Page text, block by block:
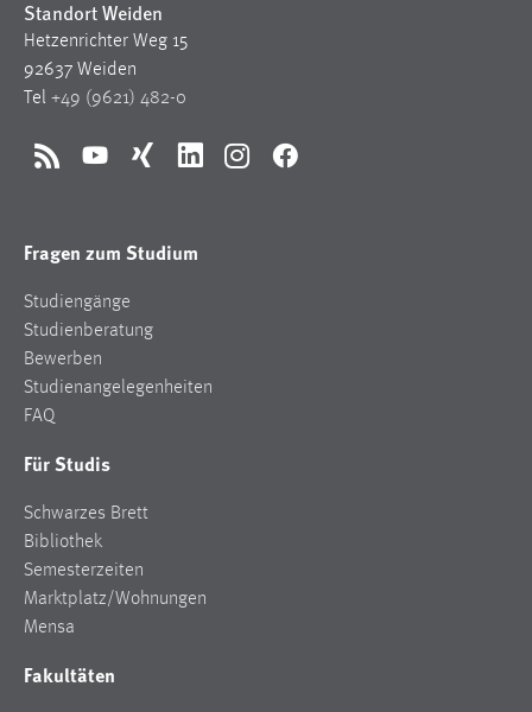
Standort Weiden
Hetzenrichter Weg 15
92637 Weiden
Tel +49 (9621) 482-0
RSS YouTubeXing LinkedInInstagramFacebook
Fragen zum Studium
Studiengänge
Studienberatung
Bewerben
Studienangelegenheiten
FAQ
Für Studis
Schwarzes Brett
Bibliothek
Semesterzeiten
Marktplatz/Wohnungen
Mensa
Fakultäten
1 Jahr
Performance
staticfilecache
gespeichert, ob man eingeloggt ist.
Sprachpräferenz
Name:
site-language-preference
Das Cookie speichert die gewählte Sprache der Website.
Cookie Laufzeit:
30 Tage
Chat
MibewSessionID, MIBEW_UserID, mibew_locale, mibew-